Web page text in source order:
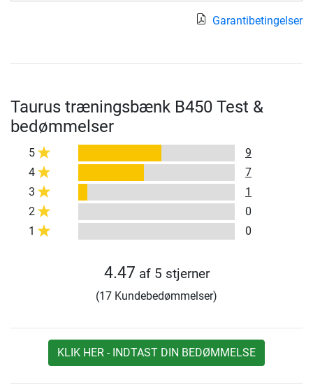
Garantibetingelser
Taurus træningsbænk B450 Test &
bedømmelser
5
9
4
7
3
1
2
0
1
0
4.47 af 5 stjerner
(17 Kundebedømmelser)
KLIK HER - INDTAST DIN BEDØMMELSE